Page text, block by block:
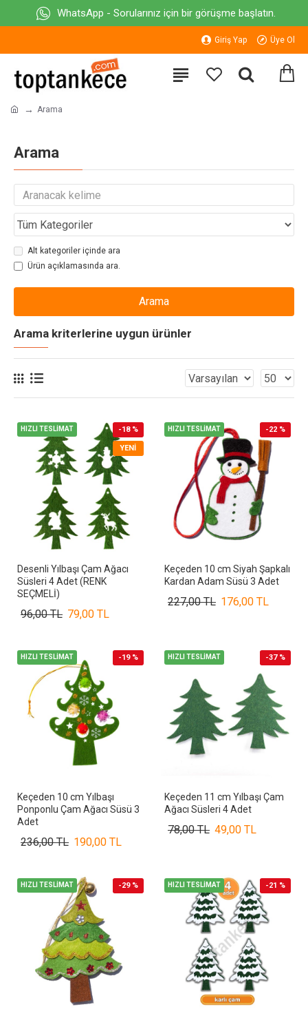
WhatsApp - Sorularınız için bir görüşme başlatın.
Giriş Yap Üye Ol
Arama
Arama
Alt kategoriler içinde ara
Ürün açıklamasında ara.
Arama
Arama kriterlerine uygun ürünler
HIZLI TESLİMAT
YENI
-18 %
Desenli Yılbaşı Çam Ağacı
Süsleri 4 Adet (RENK
SEÇMELİ)
79,00 TL
96,00 TL
HIZLI TESLİMAT -22 %
Keçeden 10 cm Siyah Şapkalı
Kardan Adam Süsü 3 Adet
176,00 TL
227,00 TL
HIZLI TESLİMAT -19 %
Keçeden 10 cm Yılbaşı
Ponponlu Çam Ağacı Süsü 3
Adet
190,00 TL
236,00 TL
HIZLI TESLİMAT -37 %
Keçeden 11 cm Yılbaşı Çam
Ağacı Süsleri 4 Adet
49,00 TL
78,00 TL
HIZLI TESLİMAT -29 % HIZLI TESLİMAT -21 %